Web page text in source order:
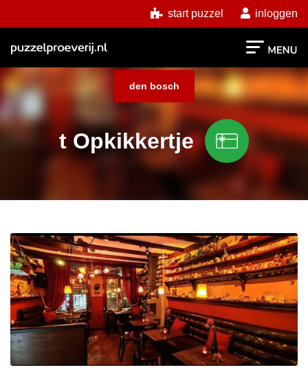
start puzzel inloggen
den bosch
t Opkikkertje